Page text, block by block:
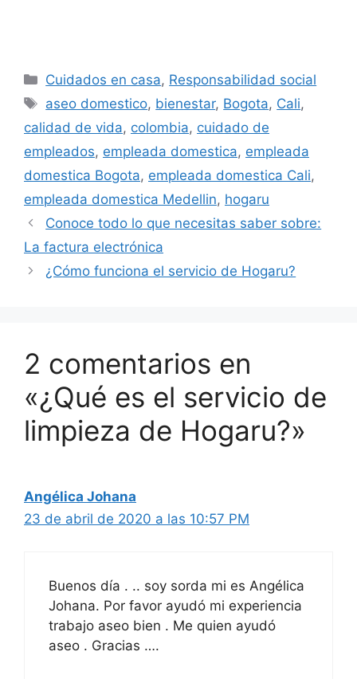
Categorías
Cuidados en casa, Responsabilidad social
Etiquetas
aseo domestico, bienestar, Bogota, Cali,
calidad de vida, colombia, cuidado de
empleados, empleada domestica, empleada
domestica Bogota, empleada domestica Cali,
empleada domestica Medellin, hogaru
Conoce todo lo que necesitas saber sobre:
La factura electrónica
¿Cómo funciona el servicio de Hogaru?
2 comentarios en
«¿Qué es el servicio de
limpieza de Hogaru?»
Angélica Johana
23 de abril de 2020 a las 10:57 PM
Buenos día . .. soy sorda mi es Angélica
Johana. Por favor ayudó mi experiencia
trabajo aseo bien . Me quien ayudó
aseo . Gracias ….